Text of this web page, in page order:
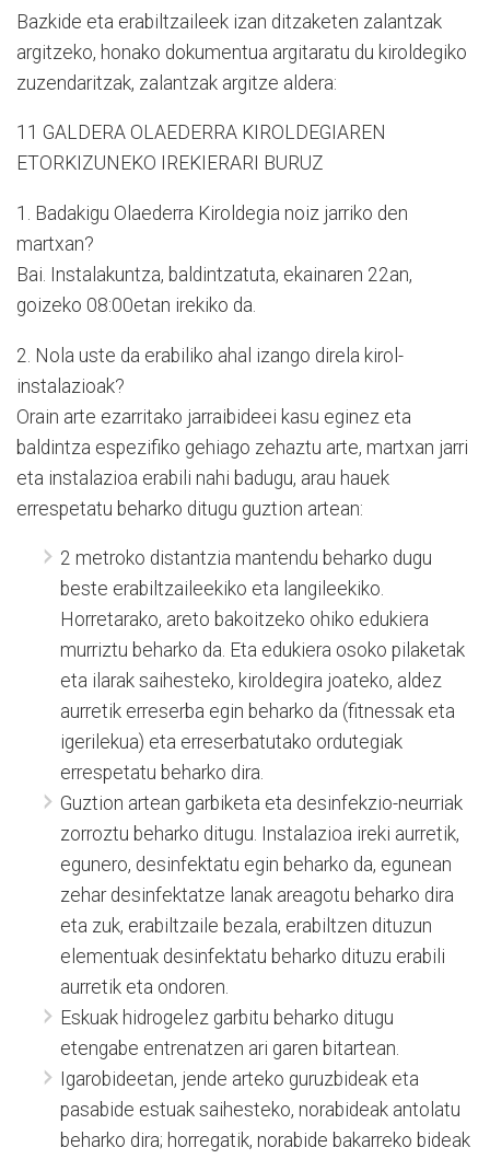
Bazkide eta erabiltzaileek izan ditzaketen zalantzak
argitzeko, honako dokumentua argitaratu du kiroldegiko
zuzendaritzak, zalantzak argitze aldera:
11 GALDERA OLAEDERRA KIROLDEGIAREN
ETORKIZUNEKO IREKIERARI BURUZ
1. Badakigu Olaederra Kiroldegia noiz jarriko den
martxan?
Bai. Instalakuntza, baldintzatuta, ekainaren 22an,
goizeko 08:00etan irekiko da.
2. Nola uste da erabiliko ahal izango direla kirol-
instalazioak?
Orain arte ezarritako jarraibideei kasu eginez eta
baldintza espezifiko gehiago zehaztu arte, martxan jarri
eta instalazioa erabili nahi badugu, arau hauek
errespetatu beharko ditugu guztion artean:
2 metroko distantzia mantendu beharko dugu
beste erabiltzaileekiko eta langileekiko.
Horretarako, areto bakoitzeko ohiko edukiera
murriztu beharko da. Eta edukiera osoko pilaketak
eta ilarak saihesteko, kiroldegira joateko, aldez
aurretik erreserba egin beharko da (fitnessak eta
igerilekua) eta erreserbatutako ordutegiak
errespetatu beharko dira.
Guztion artean garbiketa eta desinfekzio-neurriak
zorroztu beharko ditugu. Instalazioa ireki aurretik,
egunero, desinfektatu egin beharko da, egunean
zehar desinfektatze lanak areagotu beharko dira
eta zuk, erabiltzaile bezala, erabiltzen dituzun
elementuak desinfektatu beharko dituzu erabili
aurretik eta ondoren.
Eskuak hidrogelez garbitu beharko ditugu
etengabe entrenatzen ari garen bitartean.
Igarobideetan, jende arteko guruzbideak eta
pasabide estuak saihesteko, norabideak antolatu
beharko dira; horregatik, norabide bakarreko bideak